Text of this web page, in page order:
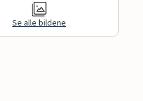
Se alle bildene